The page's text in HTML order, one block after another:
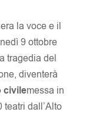
era la voce e il
9 ottobre
tragedia del
diventerà
civilemessa in
dall’Alto